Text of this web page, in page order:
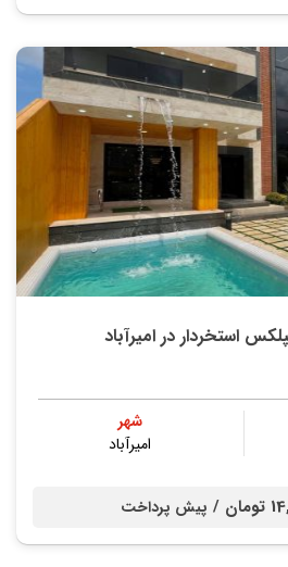
استخردار در امیرآباد
شهر
امیرآباد
/ پیش پرداخت